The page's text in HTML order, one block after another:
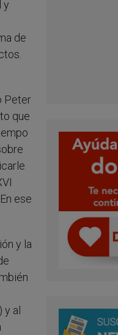
y
de
Peter
que
ese
y la
al